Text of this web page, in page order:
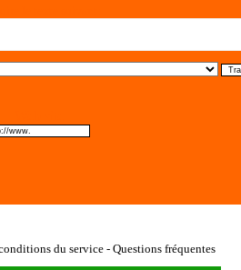
du service - Questions fréquentes